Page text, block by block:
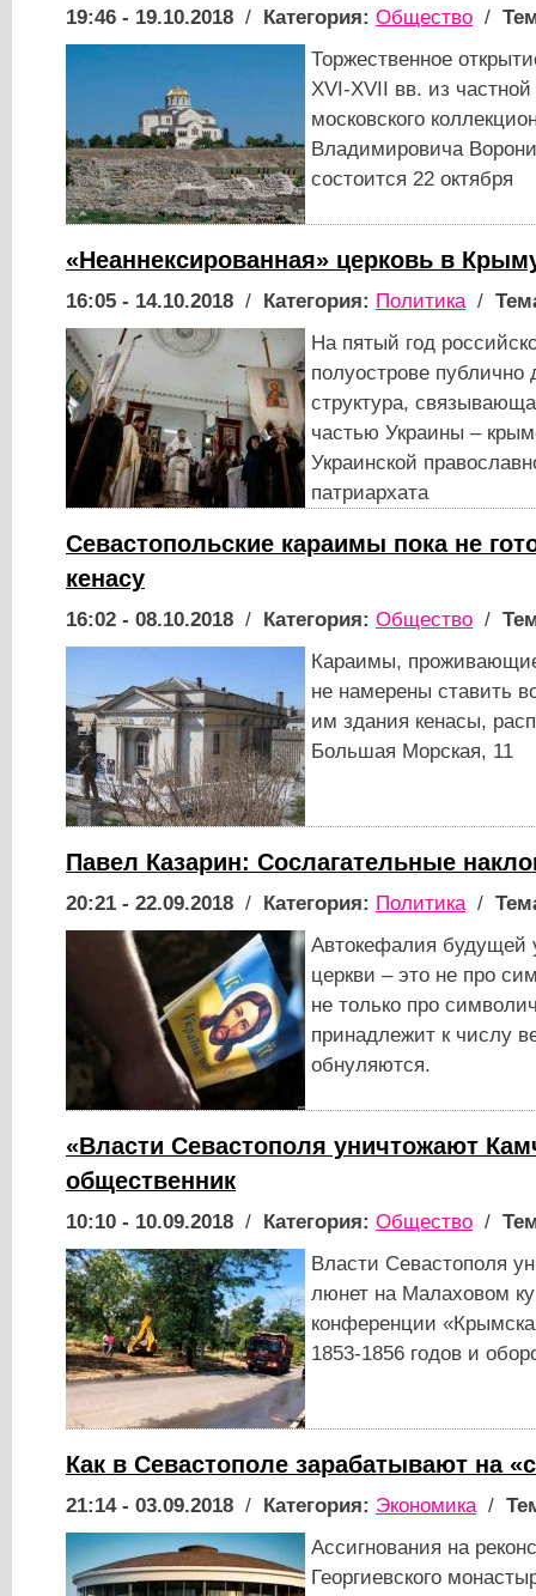
19:46 - 19.10.2018 / Категория: Общество /
Торжественное
XVI-XVII вв. из частной
московского
Владимировича
состоится 22 октября
«Неаннексированная» церковь в
16:05 - 14.10.2018 / Категория: Политика/
На пятый год
полуострове публично
структура,
частью Украины –
Украинской
патриархата
Севастопольские караимы пока не
кенасу
16:02 - 08.10.2018 / Категория: Общество /
Караимы,
не намерены ставить
им здания кенасы,
Большая Морская, 11
Павел Казарин: Сослагательные
20:21 - 22.09.2018 / Категория: Политика/
Автокефалия будущей
церкви – это не про
не только про
принадлежит к числу
обнуляются.
«Власти Севастополя уничтожают
общественник
10:10 - 10.09.2018 / Категория: Общество /
Власти Севастополя
люнет на Малаховом
конференции
1853-1856 годов и
Как в Севастополе зарабатывают на
21:14 - 03.09.2018 / Категория: Экономика/
Ассигнования на
Георгиевского